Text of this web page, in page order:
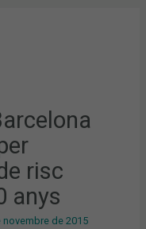
risc
anys
novembre de 2015